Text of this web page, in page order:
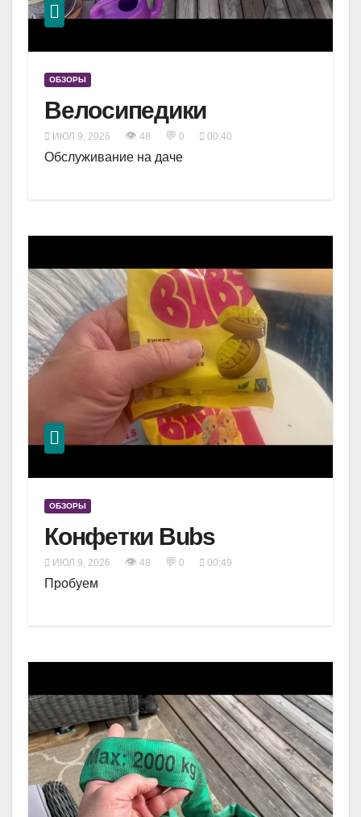
ОБЗОРЫ
Велосипедики
ИЮЛ 9, 2026 👁 48 💬 0 00:40
Обслуживание на даче
ОБЗОРЫ
Конфетки Bubs
ИЮЛ 9, 2026 👁 48 💬 0 00:49
Пробуем